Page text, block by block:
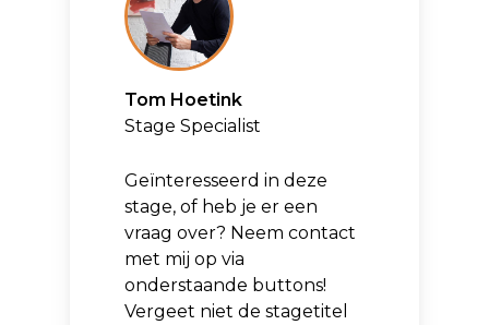
Tom Hoetink
Stage Specialist
Geïnteresseerd in deze
stage, of heb je er een
vraag over? Neem contact
met mij op via
onderstaande buttons!
Vergeet niet de stagetitel